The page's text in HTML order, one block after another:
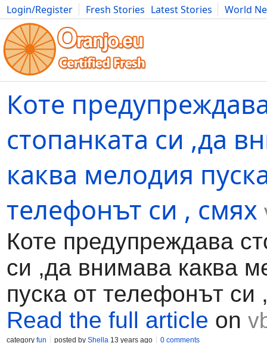
Login/Register Fresh Stories Latest Stories
World
Movies Anime Music Art Cars Advice Science
Коте
стопанката си ,да
каква мелодия
телефонът си , смях
Коте предупреждава
си ,да внимава каква
пуска от телефонът си
Read the full article on
category fun posted by Shella 13 years ago 0 comments